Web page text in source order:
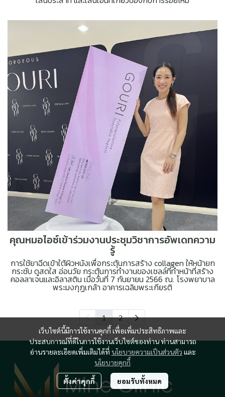
คุณหมอไอซ์เข้าร่วมงานประชุมวิชาการอัพเดทความ
รู้
การใช้ยาฉีดเข้าใต้ผิวหนังเพื่อกระตุ้นการสร้าง collagen ให้หน้ายก
กระชับ ดูสดใส อ่อนวัย กระตุ้นการทำงานของเซลล์ที่ทำหน้าที่สร้าง
คอลลาเจนและอิลาสติน เมื่อวันที่ 7 กันยายน 2566 ณ. โรงพยาบาล
พระมงกุฏเกล้า อาคารเฉลิมพระเกียรติ
1
2
เว็บไซต์นี้มีการใช้งานคุกกี้ เพื่อเพิ่มประสิทธิภาพและ
ประสบการณ์ที่ดีในการใช้งานเว็บไซต์ของท่าน ท่านสามารถ
อ่านรายละเอียดเพิ่มเติมได้ที่ นโยบายความเป็นส่วนตัว และ
นโยบายคุกกี้
ตั้งค่าคุกกี้ ยอมรับทั้งหมด